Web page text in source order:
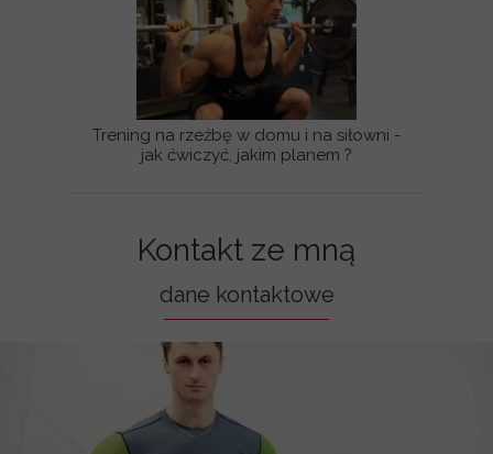
Kontakt ze mną
dane kontaktowe
Trening na rzeźbę w domu i na siłowni -
jak ćwiczyć, jakim planem ?